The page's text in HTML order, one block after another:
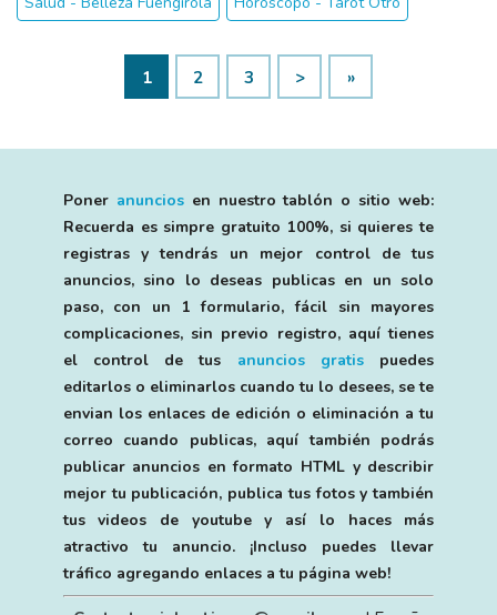
1 2 3 > »
Poner anunciosen nuestro tablón o sitio web:
Recuerda es simpre gratuito 100%, si quieres te
registras y tendrás un mejor control de tus
anuncios, sino lo deseas publicas en un solo
paso, con un 1 formulario, fácil sin mayores
complicaciones, sin previo registro, aquí tienes
el control de tus anuncios gratispuedes
editarlos o eliminarlos cuando tu lo desees, se te
envian los enlaces de edición o eliminación a tu
correo cuando publicas, aquí también podrás
publicar anuncios en formato HTML y describir
mejor tu publicación, publica tus fotos y también
tus videos de youtube y así lo haces más
atractivo tu anuncio. ¡Incluso puedes llevar
tráfico agregando enlaces a tu página web!